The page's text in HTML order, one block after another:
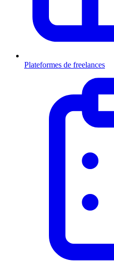
Plateformes de freelances